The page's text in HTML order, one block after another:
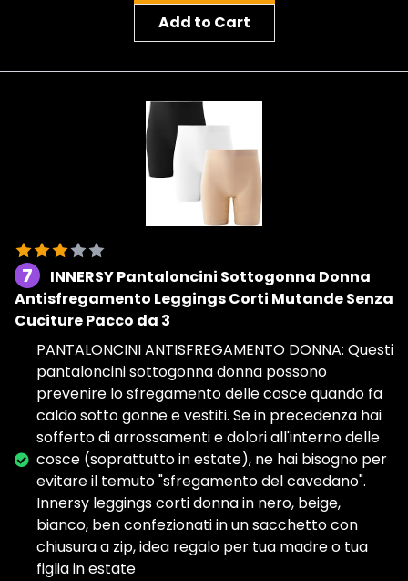
Add to Cart
7
INNERSY Pantaloncini Sottogonna Donna
Antisfregamento Leggings Corti Mutande Senza
Cuciture Pacco da 3
PANTALONCINI ANTISFREGAMENTO DONNA: Questi
pantaloncini sottogonna donna possono
prevenire lo sfregamento delle cosce quando fa
caldo sotto gonne e vestiti. Se in precedenza hai
sofferto di arrossamenti e dolori all'interno delle
cosce (soprattutto in estate), ne hai bisogno per
evitare il temuto "sfregamento del cavedano".
Innersy leggings corti donna in nero, beige,
bianco, ben confezionati in un sacchetto con
chiusura a zip, idea regalo per tua madre o tua
figlia in estate